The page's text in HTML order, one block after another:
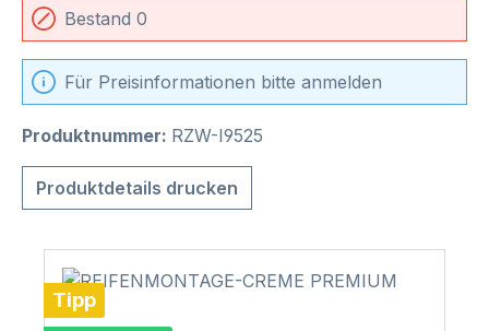
Bestand 0
Für Preisinformationen bitte anmelden
Produktnummer: RZW-I9525
Produktdetails drucken
Tipp